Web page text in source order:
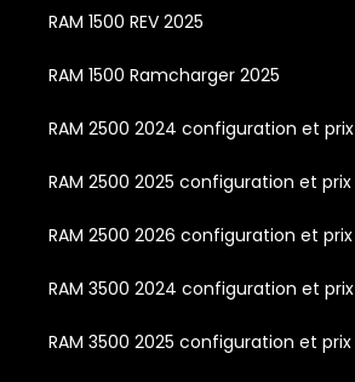
RAM 1500 REV 2025
RAM 1500 Ramcharger 2025
RAM 2500 2024 configuration et prix
RAM 2500 2025 configuration et prix
RAM 2500 2026 configuration et prix
RAM 3500 2024 configuration et prix
RAM 3500 2025 configuration et prix